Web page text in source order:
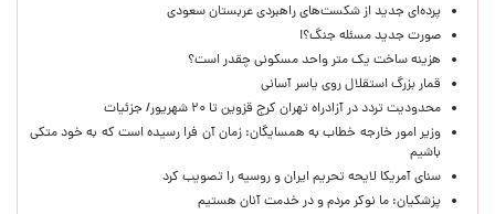
پرده‌ای جدید از شکست‌های راهبردی عربستان سعودی
صورت جدید مسئله جنگ؟!
هزینه ساخت یک متر واحد مسکونی چقدر است؟
قمار بزرگ استقلال روی یاسر آسانی
محدودیت تردد در آزادراه تهران کرج قزوین تا ۲۰ شهریور/ جزئیات
وزیر امور خارجه خطاب به همسایگان: زمان آن فرا رسیده است که به خود متکی
باشیم
سنای آمریکا لایحه تحریم ایران و روسیه را تصویب کرد
پزشکیان: ما نوکر مردم و در خدمت آنان هستیم